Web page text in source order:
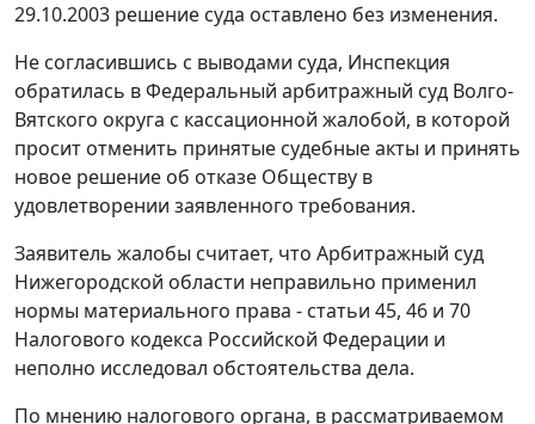
29.10.2003 решение суда оставлено без изменения.
Не согласившись с выводами суда, Инспекция
обратилась в Федеральный арбитражный суд Волго-
Вятского округа с кассационной жалобой, в которой
просит отменить принятые судебные акты и принять
новое решение об отказе Обществу в
удовлетворении заявленного требования.
Заявитель жалобы считает, что Арбитражный суд
Нижегородской области неправильно применил
нормы материального права - статьи 45, 46 и 70
Налогового кодекса Российской Федерации и
неполно исследовал обстоятельства дела.
По мнению налогового органа, в рассматриваемом